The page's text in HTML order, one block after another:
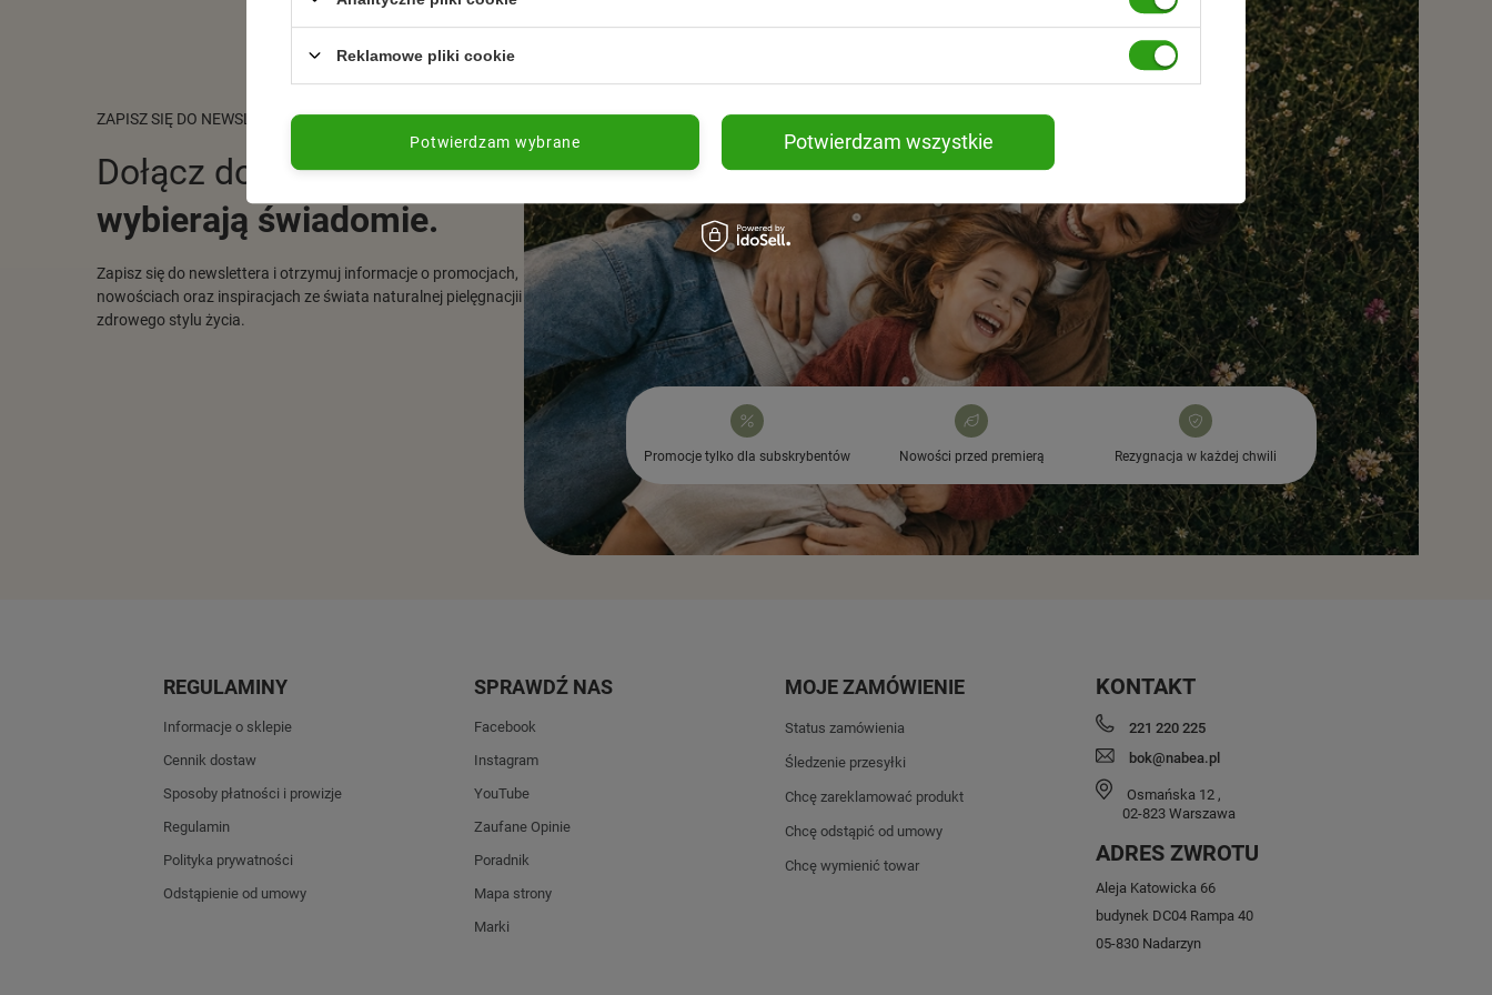
ZAPISZ SIĘ DO NEWSLETTERA
Dołącz do tych, którzy
wybierają świadomie.
Zapisz się do newslettera i otrzymuj informacje o promocjach,
nowościach oraz inspiracjach ze świata naturalnej pielęgnacjii
zdrowego stylu życia.
Promocje tylko dla subskrybentów Nowości przed premierą Rezygnacja w każdej chwili
REGULAMINY
Informacje o sklepie
Cennik dostaw
Sposoby płatności i prowizje
Regulamin
Polityka prywatności
Odstąpienie od umowy
SPRAWDŹ NAS
Facebook
Instagram
YouTube
Zaufane Opinie
Poradnik
Mapa strony
Marki
MOJE ZAMÓWIENIE
Status zamówienia
Śledzenie przesyłki
Chcę zareklamować produkt
Chcę odstąpić od umowy
Chcę wymienić towar
KONTAKT
221 220 225
bok@nabea.pl
Osmańska 12 ,
02-823 Warszawa
ADRES ZWROTU
Aleja Katowicka 66
budynek DC04 Rampa 40
05-830 Nadarzyn
Reklamowe pliki cookie
Potwierdzam wybrane Potwierdzam wszystkie